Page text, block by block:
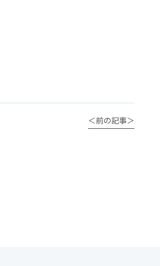
＜前の記事＞